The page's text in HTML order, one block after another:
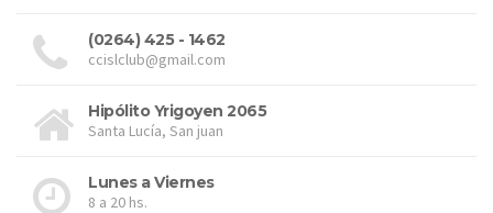
(0264) 425 - 1462
ccislclub@gmail.com
Hipólito Yrigoyen 2065
Santa Lucía, San juan
Lunes a Viernes
8 a 20 hs.